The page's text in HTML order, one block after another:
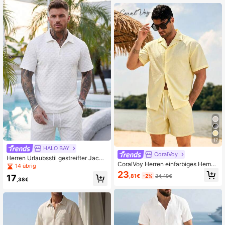
HALO BAY
Herren Urlaubsstil gestreifter Jacqu
ard Kurzarm Polo und Casual Short
s Set
14 übrig
17 ,38€
17
CoralVoy
CoralVoy Herren einfarbiges Hemd
und Shorts Strandset, Urlaub
23 ,81€ -2% 24,49€